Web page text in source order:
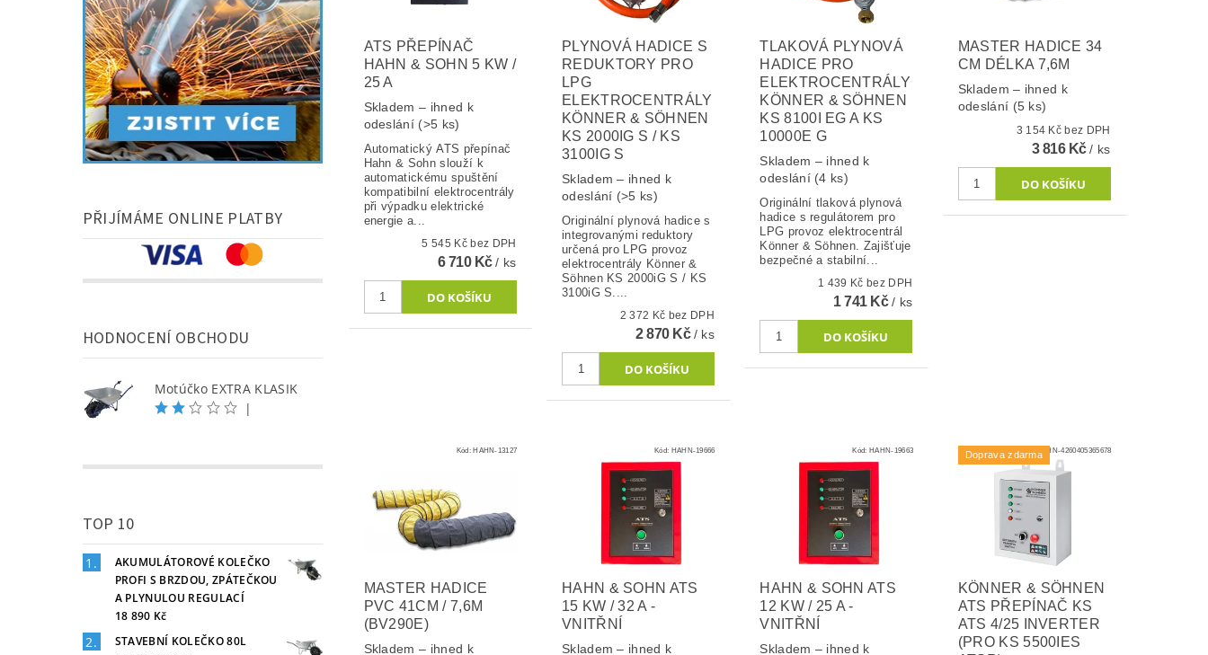
PŘIJÍMÁME ONLINE PLATBY
HODNOCENÍ OBCHODU
Motúčko EXTRA KLASIK
|
TOP 10
AKUMULÁTOROVÉ KOLEČKO
PROFI S BRZDOU, ZPÁTEČKOU
A PLYNULOU REGULACÍ
18 890 Kč
STAVEBNÍ KOLEČKO 80L
ATS PŘEPÍNAČ
HAHN & SOHN 5 KW /
25 A
Skladem – ihned k
odeslání (>5 ks)
Automatický ATS přepínač
Hahn & Sohn slouží k
automatickému spuštění
kompatibilní elektrocentrály
při výpadku elektrické
energie a...
5 545 Kč bez DPH
6 710 Kč/ ks
PLYNOVÁ HADICE S
REDUKTORY PRO
LPG
ELEKTROCENTRÁLY
KÖNNER & SÖHNEN
KS 2000IG S / KS
3100IG S
Skladem – ihned k
odeslání (>5 ks)
Originální plynová hadice s
integrovanými reduktory
určená pro LPG provoz
elektrocentrály Könner &
Söhnen KS 2000iG S / KS
3100iG S....
2 372 Kč bez DPH
2 870 Kč/ ks
TLAKOVÁ PLYNOVÁ
HADICE PRO
ELEKTROCENTRÁLY
KÖNNER & SÖHNEN
KS 8100I EG A KS
10000E G
Skladem – ihned k
odeslání (4 ks)
Originální tlaková plynová
hadice s regulátorem pro
LPG provoz elektrocentrál
Könner & Söhnen. Zajišťuje
bezpečné a stabilní...
1 439 Kč bez DPH
1 741 Kč/ ks
MASTER HADICE 34
CM DÉLKA 7,6M
Skladem – ihned k
odeslání (5 ks)
3 154 Kč bez DPH
3 816 Kč/ ks
Kód:HAHN-13127
MASTER HADICE
PVC 41CM / 7,6M
(BV290E)
Skladem – ihned k
Kód: HAHN-19666
HAHN & SOHN ATS
15 KW / 32 A -
VNITŘNÍ
Skladem – ihned k
Kód: HAHN-19663
HAHN & SOHN ATS
12 KW / 25 A -
VNITŘNÍ
Skladem – ihned k
Doprava zdarmaHAHN-4260405365678
KÖNNER & SÖHNEN
ATS PŘEPÍNAČ KS
ATS 4/25 INVERTER
(PRO KS 5500IES